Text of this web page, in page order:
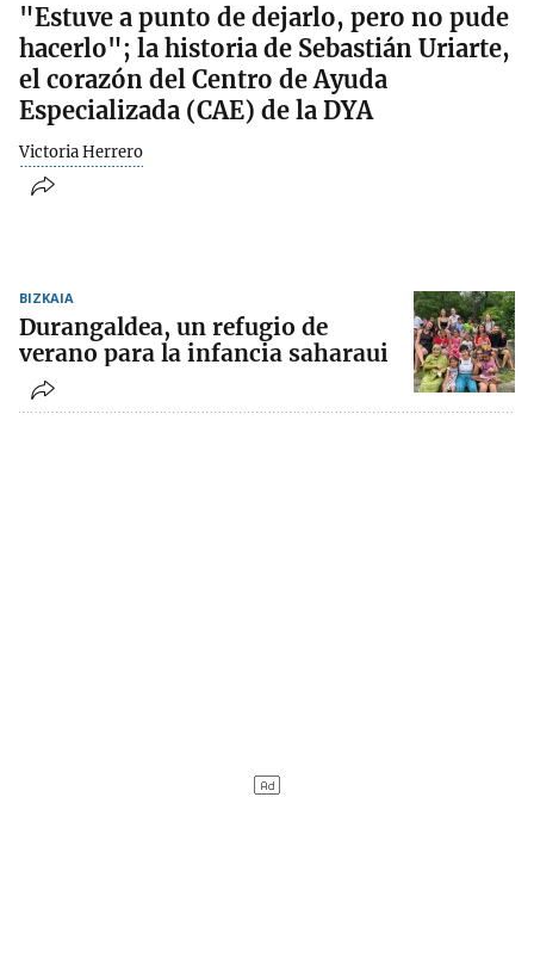
"Estuve a punto de dejarlo, pero no pude
hacerlo"; la historia de Sebastián Uriarte,
el corazón del Centro de Ayuda
Especializada (CAE) de la DYA
Victoria Herrero
BIZKAIA
Durangaldea, un refugio de
verano para la infancia saharaui